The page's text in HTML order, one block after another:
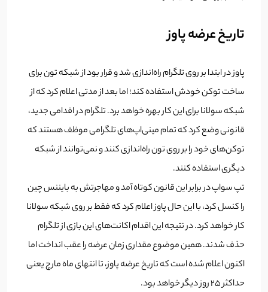
تاریخ عرضه پاوز
پاوز در ابتدا بر روی تلگرام راه‌اندازی شد و قرار بود از شبکه تون برای
ساخت توکن خودش استفاده کند؛ اما بعد از مدتی اعلام کرد که از
شبکه سولانا برای این کار بهره خواهد برد. تلگرام در اقدامی جدید،
قانونی وضع کرد که تمام مینی‌اپ‌های تلگرامی موظف هستند که
توکن‌های خود را بر روی تون راه‌اندازی کنند و نمی‌توانند از شبکه
دیگری استفاده کنند.
تپ سواپ در برابر این قانون کوتاه آمد و مهاجرتش به بایننس چین
را کنسل کرد، با این حال پاوز اعلام کرد که فقط بر روی شبکه سولانا
کار خواهد کرد. در نتیجه این اقدام اکانت‌های این بازی از تلگرام
حذف شدند. همین موضوع مقداری زمان عرضه را عقب انداخت اما
اکنون اعلام شده است که تاریخ عرضه پاوز، تا انتهای ماه مارچ یعنی
حداکثر 25 روز دیگر خواهد بود.